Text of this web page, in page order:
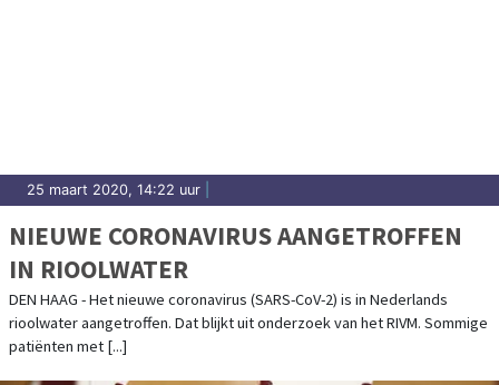
25 maart 2020, 14:22 uur
NIEUWE CORONAVIRUS AANGETROFFEN
IN RIOOLWATER
DEN HAAG - Het nieuwe coronavirus (SARS-CoV-2) is in Nederlands
rioolwater aangetroffen. Dat blijkt uit onderzoek van het RIVM. Sommige
patiënten met [...]